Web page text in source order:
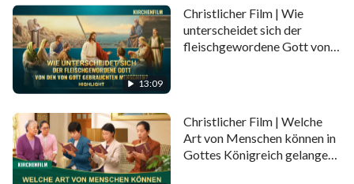
Fleisch erschien, um Sein Werk zu verrichten, dem
wüsten Widerstand und der Verurteilung der
verdorbenen Menschheit ausgesetzt? Kennen Sie
den Grund dafür? Dieser Filmclip wird Sie die
13:09
Christlicher Film | Wie
unterscheidet sich der
fleischgewordene Gott von
Christlicher Film | Welche
Art von Menschen können in
Gottes Königreich gelangen?